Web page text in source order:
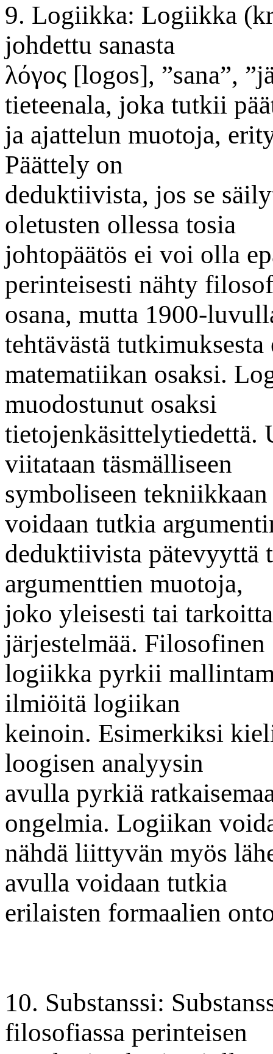
9. Logiikka: Logiikka
johdettu sanasta
λόγος [logos], ”sana”,
tieteenala, joka tutkii
ja ajattelun muotoja,
Päättely on
deduktiivista, jos se
oletusten ollessa tosia
johtopäätös ei voi olla
perinteisesti nähty
osana, mutta 1900-
tehtävästä
matematiikan osaksi.
muodostunut osaksi
tietojenkäsittelytiedettä.
viitataan täsmälliseen
symboliseen
voidaan tutkia
deduktiivista pätevyyttä
argumenttien muotoja,
joko yleisesti tai
järjestelmää. Filosofinen
logiikka pyrkii
ilmiöitä logiikan
keinoin. Esimerkiksi
loogisen analyysin
avulla pyrkiä
ongelmia. Logiikan
nähdä liittyvän myös
avulla voidaan tutkia
erilaisten formaalien
10. Substanssi:
filosofiassa perinteisen